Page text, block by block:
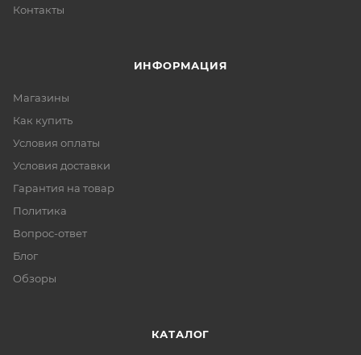
Контакты
ИНФОРМАЦИЯ
Магазины
Как купить
Условия оплаты
Условия доставки
Гарантия на товар
Политика
Вопрос-ответ
Блог
Обзоры
КАТАЛОГ